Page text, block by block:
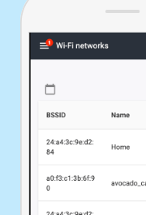
日本
Polski